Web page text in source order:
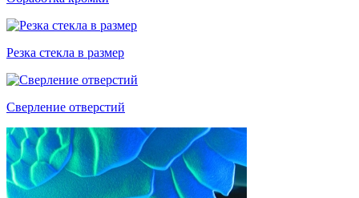
Резка стекла в размер
Сверление отверстий